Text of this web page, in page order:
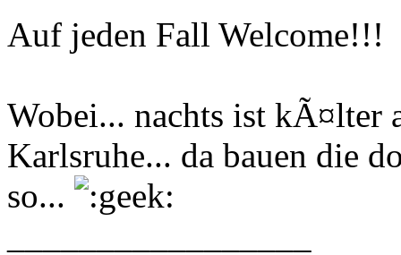
Auf jeden Fall Welcome!!!
Wobei... nachts ist kÃ¤lter
Karlsruhe... da bauen die
so...